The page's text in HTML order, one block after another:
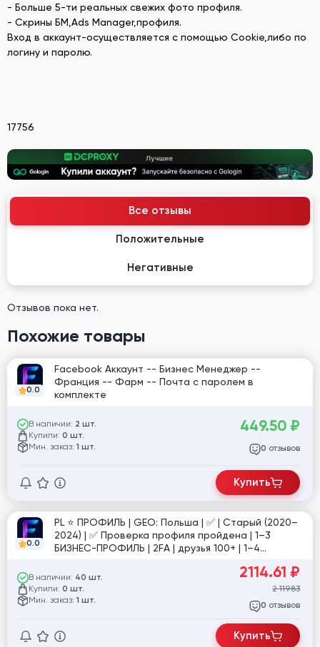
- Больше 5-ти реальных свежих фото профиля.
- Скрины БМ,Ads Manager,профиля.
Вход в аккаунт-осуществляется с помощью Cookie,либо по
логину и паролю.
17756
Все отзывы
Положительные
Негативные
Отзывов пока нет.
Похожие товары
0.0
Facebook Аккаунт -- Бизнес Менеджер --
Франция -- Фарм -- Почта с паролем в
комплекте
В наличии: 2 шт.
Купили: 0 шт.
Мин. заказ: 1 шт.
449.50 ₽
0 отзывов
Купить
0.0
PL ⭐️ ПРОФИЛЬ | GEO: Польша | ✅ | Старый (2020–
2024) | ✅ Проверка профиля пройдена | 1–3
БИЗНЕС-ПРОФИЛЬ | 2FA | друзья 100+ | 1–4
заполнена | действия вне профиля | интересы |
переписки | высокий траст | Email | настройки
доступа | ручная подготовка 30+ дней | №еск
В наличии: 40 шт.
Купили: 0 шт.
Мин. заказ: 1 шт.
2114.61 ₽
2 119.83
0 отзывов
Купить